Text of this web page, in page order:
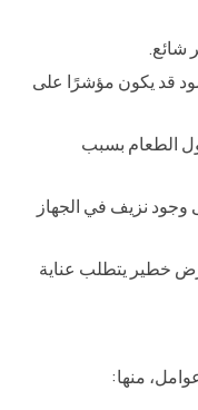
شائع.
قد يكون مؤشرًا على
الطعام بسبب
وجود نزيف في الجهاز
خطير يتطلب عناية
منها: